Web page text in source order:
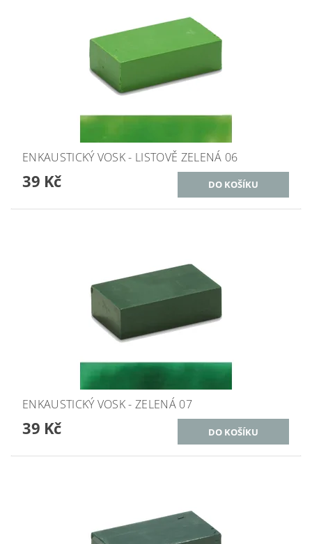
ENKAUSTICKÝ VOSK - LISTOVĚ ZELENÁ 06
39 Kč
ENKAUSTICKÝ VOSK - ZELENÁ 07
39 Kč